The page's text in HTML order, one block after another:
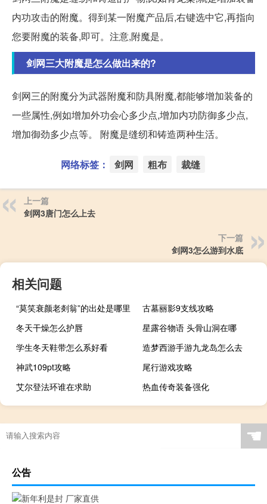
内功攻击的附魔。得到某一附魔产品后,右键选中它,再指向
您要附魔的装备,即可。注意,附魔是。
剑网三大附魔是怎么做出来的?
剑网三的附魔分为武器附魔和防具附魔,都能够增加装备的
一些属性,例如增加外功会心多少点,增加内功防御多少点,
增加御劲多少点等。 附魔是缝纫和铸造两种生活。
网络标签： 剑网 粗布 裁缝
上一篇
剑网3唐门怎么上去
下一篇
剑网3怎么游到水底
相关问题
“莫笑衰颜老剡翁”的出处是哪里
古墓丽影9支线攻略
冬天干燥怎么护唇
星露谷物语 头骨山洞在哪
学生冬天鞋带怎么系好看
造梦西游手游九龙岛怎么去
神武109pt攻略
尾行游戏攻略
艾尔登法环谁在求助
热血传奇装备强化
☚
公告